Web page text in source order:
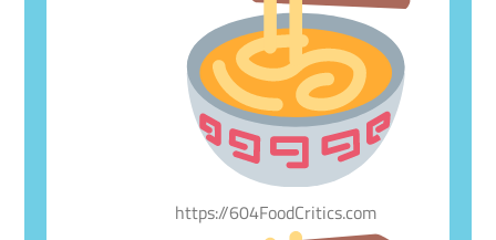
https://604FoodCritics.com